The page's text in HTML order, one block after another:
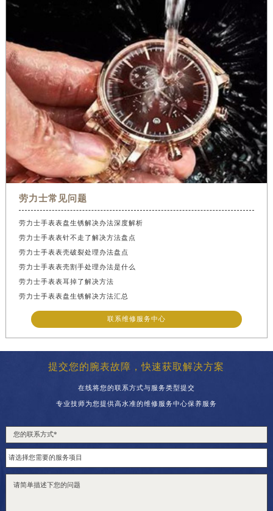
劳力士常见问题
劳力士手表表盘生锈解决办法深度解析
劳力士手表表针不走了解决方法盘点
劳力士手表表壳破裂处理办法盘点
劳力士手表表壳割手处理办法是什么
劳力士手表表耳掉了解决方法
劳力士手表表盘生锈解决方法汇总
联系维修服务中心
提交您的腕表故障，快速获取解决方案
在线将您的联系方式与服务类型提交
专业技师为您提供高水准的维修服务中心保养服务